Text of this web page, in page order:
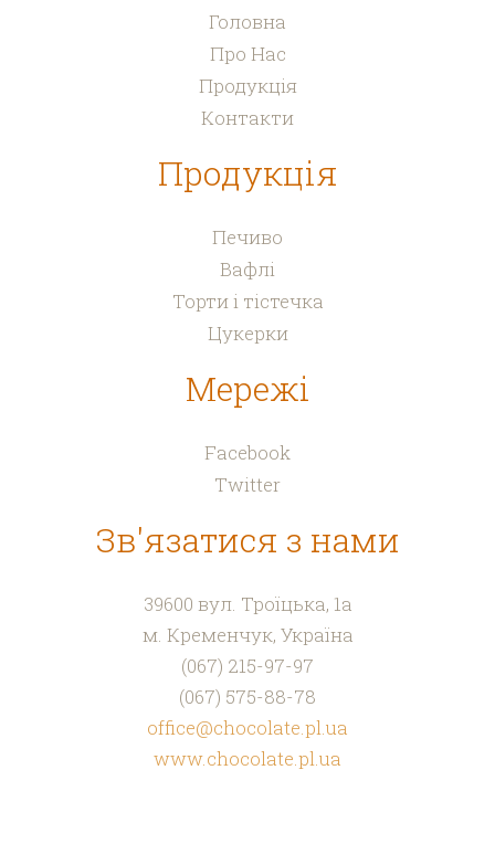
Головна
Про Нас
Продукція
Контакти
Продукція
Печиво
Вафлі
Торти і тістечка
Цукерки
Мережі
Facebook
Twitter
Зв'язатися з нами
39600 вул. Троїцька, 1а
м. Кременчук, Україна
(067) 215-97-97
(067) 575-88-78
office@chocolate.pl.ua
www.chocolate.pl.ua